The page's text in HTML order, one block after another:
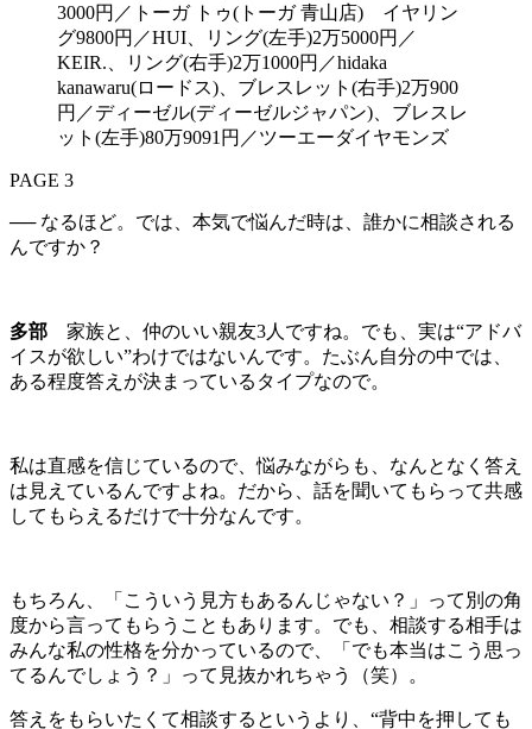
3000円／トーガ トゥ(トーガ 青山店) イヤリン
グ9800円／HUI、リング(左手)2万5000円／
KEIR.、リング(右手)2万1000円／hidaka
kanawaru(ロードス)、ブレスレット(右手)2万900
円／ディーゼル(ディーゼルジャパン)、ブレスレ
ット(左手)80万9091円／ツーエーダイヤモンズ
PAGE 3
── なるほど。では、本気で悩んだ時は、誰かに相談される
んですか？
多部 家族と、仲のいい親友3人ですね。でも、実は“アドバ
イスが欲しい”わけではないんです。たぶん自分の中では、
ある程度答えが決まっているタイプなので。
私は直感を信じているので、悩みながらも、なんとなく答え
は見えているんですよね。だから、話を聞いてもらって共感
してもらえるだけで十分なんです。
もちろん、「こういう見方もあるんじゃない？」って別の角
度から言ってもらうこともあります。でも、相談する相手は
みんな私の性格を分かっているので、「でも本当はこう思っ
てるんでしょう？」って見抜かれちゃう（笑）。
答えをもらいたくて相談するというより、“背中を押しても